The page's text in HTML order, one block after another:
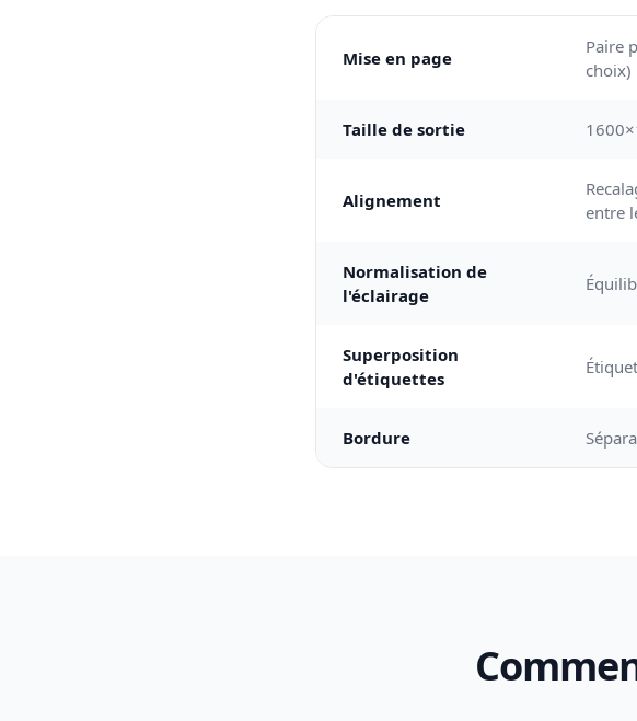
Mise en page
Paire
choix)
Taille de sortie
Alignement
entre
Normalisation de
l'éclairage
Superposition
d'étiquettes
Bordure